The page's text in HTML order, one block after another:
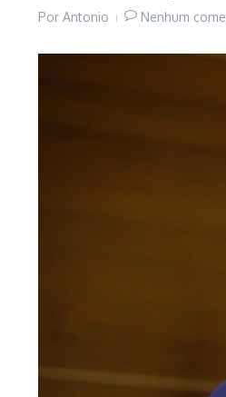
Por Antonio Nenhum